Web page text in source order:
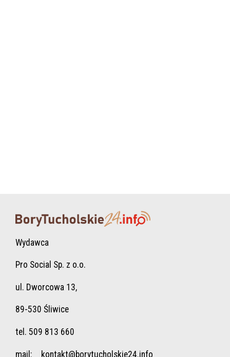
Wydawca
Pro Social Sp. z o.o.
ul. Dworcowa 13,
89-530 Śliwice
tel. 509 813 660
mail: kontakt@borytucholskie24.info